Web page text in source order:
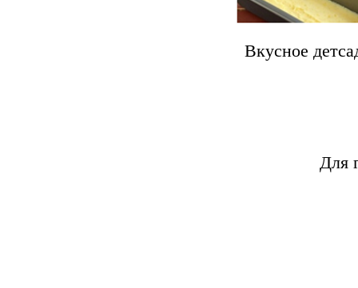
Вкусное
Для